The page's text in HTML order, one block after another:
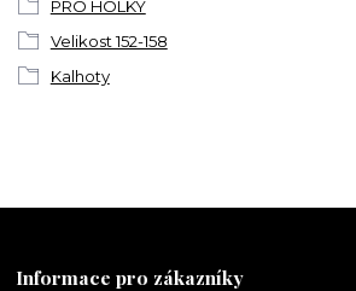
PRO HOLKY
Velikost 152-158
Kalhoty
Informace pro zákazníky